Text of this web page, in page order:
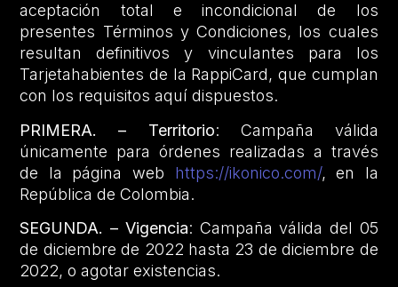
aceptación total e incondicional de los
presentes Términos y Condiciones, los cuales
resultan definitivos y vinculantes para los
Tarjetahabientes de la RappiCard, que cumplan
con los requisitos aquí dispuestos.
PRIMERA. – Territorio: Campaña válida
únicamente para órdenes realizadas a través
de la página web https://ikonico.com/, en la
República de Colombia.
SEGUNDA. – Vigencia: Campaña válida del 05
de diciembre de 2022 hasta 23 de diciembre de
2022, o agotar existencias.